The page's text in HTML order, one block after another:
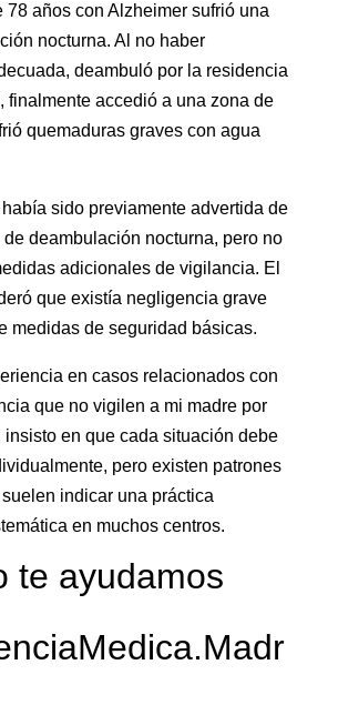
78 años con Alzheimer sufrió una
nocturna. Al no haber
deambuló por la residencia
finalmente accedió a una zona de
quemaduras graves con agua
sido previamente advertida de
deambulación nocturna, pero no
adicionales de vigilancia. El
que existía negligencia grave
medidas de seguridad básicas.
en casos relacionados con
que no vigilen a mi madre por
insisto en que cada situación debe
pero existen patrones
indicar una práctica
en muchos centros.
te ayudamos